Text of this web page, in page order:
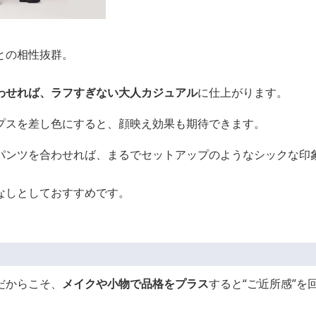
相性抜群。
せれば、ラフすぎない大人カジュアルに仕上がります。
を差し色にすると、顔映え効果も期待できます。
ツを合わせれば、まるでセットアップのようなシックな印
としておすすめです。
らこそ、 メイクや小物で品格をプラスすると“ご近所感”を